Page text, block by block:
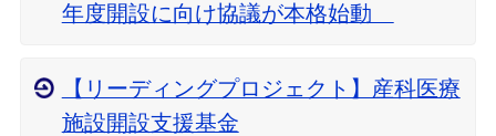
年度開設に向け協議が本格始動
【リーディングプロジェクト】産科医療
施設開設支援基金